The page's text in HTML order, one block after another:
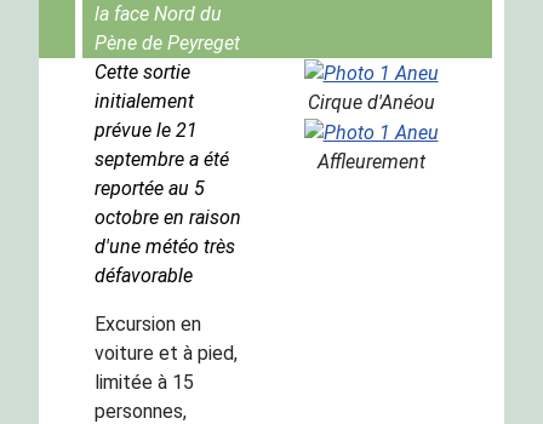
la face Nord du
Pène de Peyreget
Cette sortie
initialement
prévue le 21
septembre a été
reportée au 5
octobre en raison
d'une météo très
défavorable
Excursion en
voiture et à pied,
limitée à 15
personnes,
Cirque d'Anéou
Affleurement